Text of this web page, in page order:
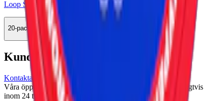
Loop Smooth Mint Hyper Strong
20-pack
598 kr
Köp
Kundservice
Kontakta oss
Våra öppettider är: Alla dagar 08:00 - 18:00 Vi svarar vanligtvis
inom 24 timmar på vardagar.